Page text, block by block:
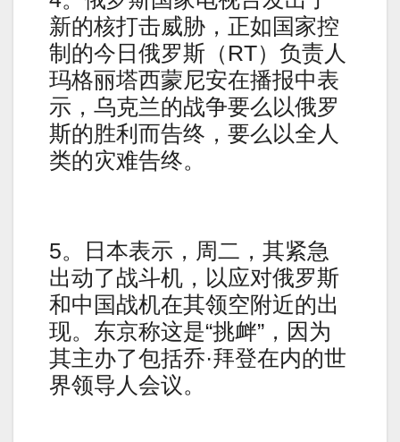
新的核打击威胁，正如国家控
制的今日俄罗斯（RT）负责人
玛格丽塔西蒙尼安在播报中表
示，乌克兰的战争要么以俄罗
斯的胜利而告终，要么以全人
类的灾难告终。
5。日本表示，周二，其紧急
出动了战斗机，以应对俄罗斯
和中国战机在其领空附近的出
现。东京称这是“挑衅”，因为
其主办了包括乔·拜登在内的世
界领导人会议。